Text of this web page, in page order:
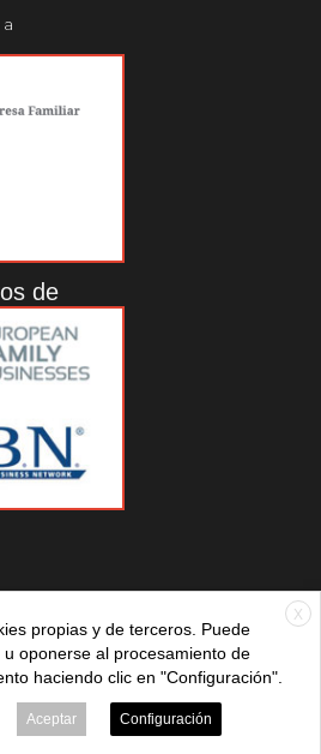
de
los derechos reservados. 621 236
|Aviso legal |Política de cookies
X
propias y de terceros. Puede
oponerse al procesamiento de
haciendo clic en "Configuración".
Aceptar Configuración